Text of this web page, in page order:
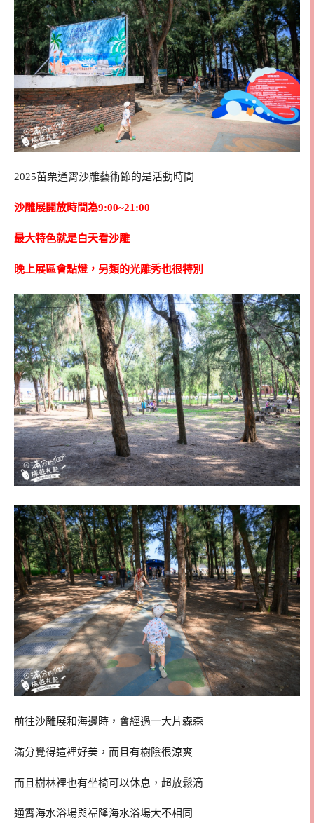
2025苗栗通霄沙雕藝術節的是活動時間
沙雕展開放時間為9:00~21:00
最大特色就是白天看沙雕
晚上展區會點燈，另類的光雕秀也很特別
前往沙雕展和海邊時，會經過一大片森森
滿分覺得這裡好美，而且有樹陰很涼爽
而且樹林裡也有坐椅可以休息，超放鬆滴
通霄海水浴場與福隆海水浴場大不相同